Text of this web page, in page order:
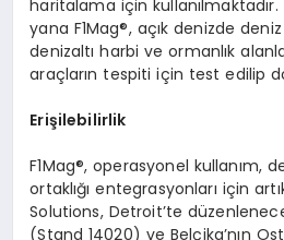
haritalama için kullanılmaktadır.
yana F1Mag®, açık denizde
denizaltı harbi ve ormanlık
araçların tespiti için test edilip
Erişilebilirlik
F1Mag®, operasyonel kullanım,
ortaklığı entegrasyonları için
Solutions, Detroit’te
(Stand 14020) ve Belçika’nın